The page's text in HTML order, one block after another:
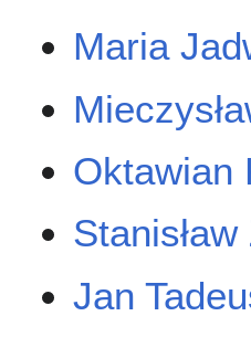
Maria
Oktawian
Jan